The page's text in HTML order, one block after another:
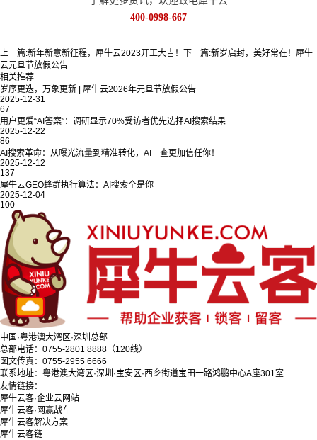
400-0998-667
上一篇:新年新意新征程，犀牛云2023开工大吉！ 下一篇:新岁启封，美好常在！犀牛
云元旦节放假公告
相关推荐
岁序更迭，万象更新 | 犀牛云2026年元旦节放假公告
2025-12-31
67
用户更爱“AI答案”：调研显示70%受访者优先选择AI搜索结果
2025-12-22
86
AI搜索革命：从曝光流量到精准转化，AI一查更加信任你！
2025-12-12
137
犀牛云GEO蜂群执行算法：AI搜索全是你
2025-12-04
100
中国·粤港澳大湾区·深圳总部
总部电话：0755-2801 8888（120线）
图文传真：0755-2955 6666
联系地址：粤港澳大湾区·深圳·宝安区·西乡街道宝田一路鸿鹏中心A座301室
友情链接：
犀牛云客·企业云网站
犀牛云客·网赢战车
犀牛云客解决方案
犀牛云客链